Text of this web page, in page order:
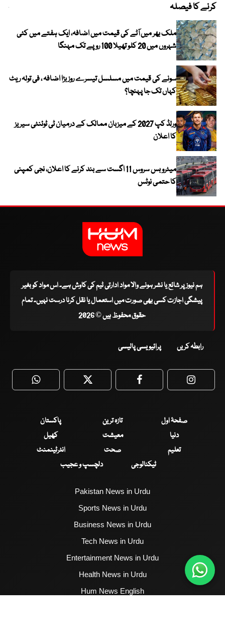
کرنے کا فیصلہ
ملک بھر میں آٹے کی قیمت میں اضافہ، ایک ہفتے میں کئی
شہروں میں 20 کلو تھیلا 100 روپے تک مہنگا
سونے کی قیمت میں مسلسل تیسرے روز بڑا اضافہ ، فی تولہ ریٹ
کہاں تک جا پہنچا؟
ورلڈ کپ 2027 کے میزبان ممالک کے درمیان ٹی ٹوئنٹی سیریز
کا اعلان
میٹرو بس سروس 11 اگست سے بند کرنے کا اعلان، نجی کمپنی
کا حتمی نوٹس
ہم نیوز پر شائع یا نشر ہونے والا مواد ادارتی ٹیم کی کاوش ہے۔ اس مواد کو بغیر
پیشگی اجازت کسی بھی صورت میں استعمال یا نقل کرنا درست نہیں۔ تمام
حقوق محفوظ ہیں © 2026
رابطہ کریں پرائیویسی پالیسی
WhatsApp Twitter Facebook
صفحۂ اول تازہ ترین
پاکستان
دنیا
معیشت
کھیل
تعلیم
صحت
انٹرٹینمنٹ
ٹیکنالوجی
دلچسپ و عجیب
Pakistan News in Urdu
Sports News in Urdu
Business News in Urdu
Tech News in Urdu
Entertainment News in Urdu
Health News in Urdu
Hum News English